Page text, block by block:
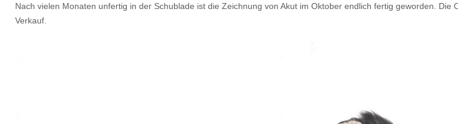
Nach vielen Monaten unfertig in der Schublade ist die Zeichnung von Akut im Oktober endlich fertig geworden. Die
Verkauf.